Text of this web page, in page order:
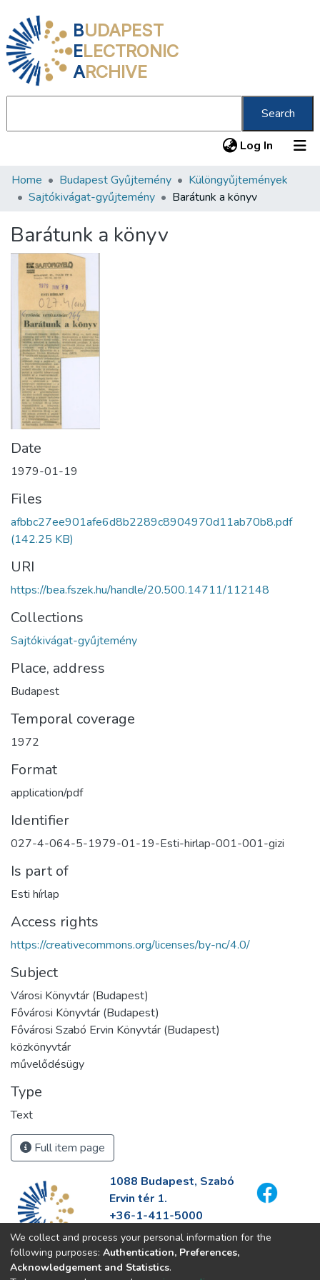
BUDAPEST
ELECTRONIC
ARCHIVE
Search
Log In (current)
Communities & Collections
Statistics
About us
Home Budapest Gyűjtemény
Különgyűjtemények
Sajtókivágat-gyűjtemény
Barátunk a könyv
Barátunk a könyv
Date
1979-01-19
Files
afbbc27ee901afe6d8b2289c8904970d11ab70b8.pdf
(142.25 KB)
URI
https://bea.fszek.hu/handle/20.500.14711/112148
Collections
Sajtókivágat-gyűjtemény
Place, address
Budapest
Temporal coverage
1972
Format
application/pdf
Identifier
027-4-064-5-1979-01-19-Esti-hirlap-001-001-gizi
Is part of
Esti hírlap
Access rights
https://creativecommons.org/licenses/by-nc/4.0/
Subject
Városi Könyvtár (Budapest)
Fővárosi Könyvtár (Budapest)
Fővárosi Szabó Ervin Könyvtár (Budapest)
közkönyvtár
művelődésügy
Type
Text
Full item page
1088 Budapest, Szabó
Ervin tér 1.
+36-1-411-5000
info@fszek.hu
https://fszek.hu
We collect and process your personal information for the
following purposes: Authentication, Preferences,
Acknowledgement and Statistics.